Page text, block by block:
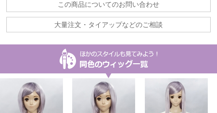
この商品についてのお問い合わせ
大量注文・タイアップなどのご相談